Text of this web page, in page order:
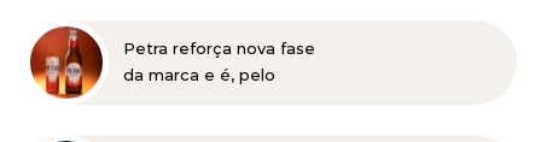
Brasil
Petra reforça nova fase
da marca e é, pelo